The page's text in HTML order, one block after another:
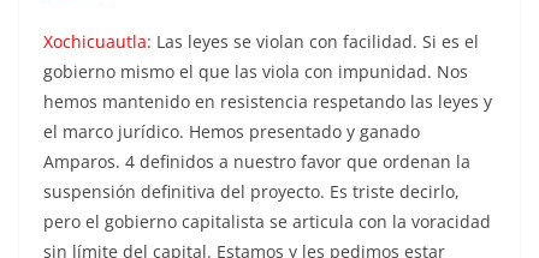
Xochicuautla: Las leyes se violan con facilidad. Si es el
gobierno mismo el que las viola con impunidad. Nos
hemos mantenido en resistencia respetando las leyes y
el marco jurídico. Hemos presentado y ganado
Amparos. 4 definidos a nuestro favor que ordenan la
suspensión definitiva del proyecto. Es triste decirlo,
pero el gobierno capitalista se articula con la voracidad
sin límite del capital. Estamos y les pedimos estar